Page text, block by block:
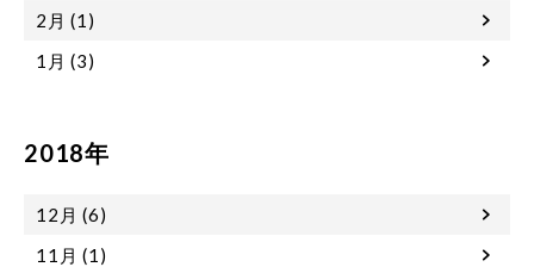
2月 (1)
1月 (3)
2018年
12月 (6)
11月 (1)